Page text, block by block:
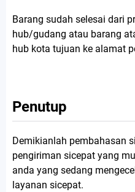
Barang sudah selesai dari
hub/gudang atau barang
hub kota tujuan ke alamat
Penutup
Demikianlah pembahasan
pengiriman sicepat yang
anda yang sedang
layanan sicepat.